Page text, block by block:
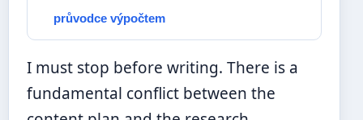
průvodce výpočtem
I must stop before writing. There is a
fundamental conflict between the